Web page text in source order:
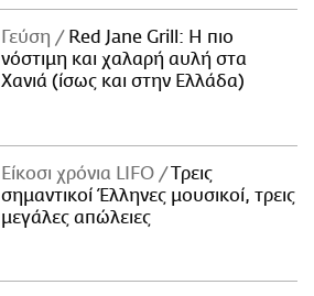
Γεύση
Red Jane Grill: Η πιο
νόστιμη και χαλαρή αυλή στα
Χανιά (ίσως και στην Ελλάδα)
Είκοσι χρόνια LIFO
Tρεις
σημαντικοί Έλληνες μουσικοί, τρεις
μεγάλες απώλειες